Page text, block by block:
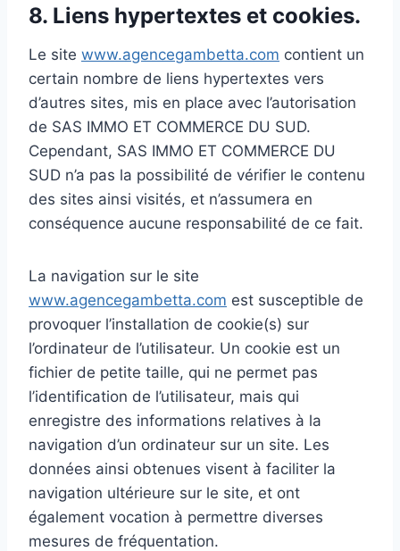
8. Liens hypertextes et cookies.
Le site www.agencegambetta.com contient un
certain nombre de liens hypertextes vers
d’autres sites, mis en place avec l’autorisation
de SAS IMMO ET COMMERCE DU SUD.
Cependant, SAS IMMO ET COMMERCE DU
SUD n’a pas la possibilité de vérifier le contenu
des sites ainsi visités, et n’assumera en
conséquence aucune responsabilité de ce fait.
La navigation sur le site
www.agencegambetta.com est susceptible de
provoquer l’installation de cookie(s) sur
l’ordinateur de l’utilisateur. Un cookie est un
fichier de petite taille, qui ne permet pas
l’identification de l’utilisateur, mais qui
enregistre des informations relatives à la
navigation d’un ordinateur sur un site. Les
données ainsi obtenues visent à faciliter la
navigation ultérieure sur le site, et ont
également vocation à permettre diverses
mesures de fréquentation.